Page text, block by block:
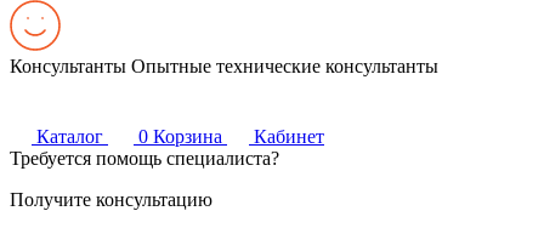
Консультанты Опытные технические консультанты
Каталог 0 Корзина
Кабинет
Требуется помощь специалиста?
Получите консультацию